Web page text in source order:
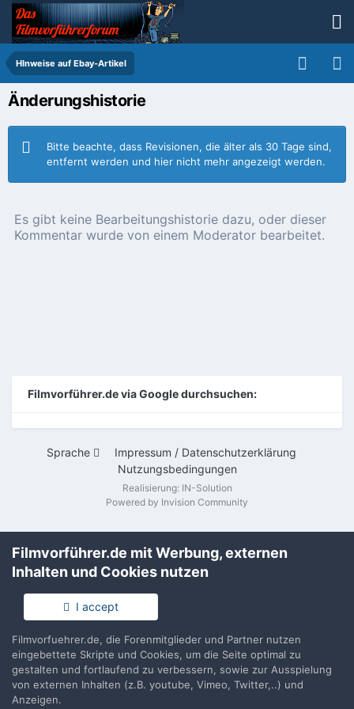
HInweise auf Ebay-Artikel
Änderungshistorie
Bitte beachte, dass Revisionen, die älter als 30 Tage sind,
entfernt werden und hier nicht mehr angezeigt werden.
Es gibt keine Bearbeitungshistorie dazu, oder dieser
Kommentar wurde von einem Moderator bearbeitet.
Filmvorführer.de via Google durchsuchen:
Sprache
Impressum / Datenschutzerklärung
Nutzungsbedingungen
Realisierung: IN-Solution
Powered by Invision Community
Filmvorführer.de mit Werbung, externen
Inhalten und Cookies nutzen
I accept
Filmvorfuehrer.de, die Forenmitglieder und Partner nutzen
eingebettete Skripte und Cookies, um die Seite optimal zu
gestalten und fortlaufend zu verbessern, sowie zur Ausspielung
von externen Inhalten (z.B. youtube, Vimeo, Twitter,..) und
Anzeigen.